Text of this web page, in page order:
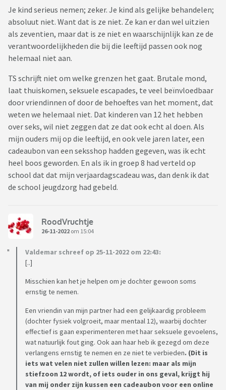
Je kind serieus nemen; zeker. Je kind als gelijke behandelen;
absoluut niet. Want dat is ze niet. Ze kan er dan wel uitzien
als zeventien, maar dat is ze niet en waarschijnlijk kan ze de
verantwoordelijkheden die bij die leeftijd passen ook nog
helemaal niet aan.
TS schrijft niet om welke grenzen het gaat. Brutale mond,
laat thuiskomen, seksuele escapades, te veel beïnvloedbaar
door vriendinnen of door de behoeftes van het moment, dat
weten we helemaal niet. Dat kinderen van 12 het hebben
over seks, wil niet zeggen dat ze dat ook echt al doen. Als
mijn ouders mij op die leeftijd, en ook vele jaren later, een
cadeaubon van een seksshop hadden gegeven, was ik echt
heel boos geworden. En als ik in groep 8 had verteld op
school dat dat mijn verjaardagscadeau was, dan denk ik dat
de school jeugdzorg had gebeld.
RoodVruchtje
26-11-2022 om 15:04
Valdemar schreef op 25-11-2022 om 22:43:
[..]
Misschien kan het je helpen om je dochter gewoon soms
ernstig te nemen.
Een vriendin van mijn partner had een gelijkaardig probleem
(dochter fysiek volgroeit, maar mentaal 12), waarbij dochter
effectief is gaan experimenteren met haar seksuele gevoelens,
wat natuurlijk fout ging. Ook aan haar heb ik gezegd om deze
verlangens ernstig te nemen en ze niet te verbieden. (Dit is
iets wat velen niet zullen willen lezen: maar als mijn
stiefzoon 12 wordt, of iets ouder in ons geval, krijgt hij
van mij onder zijn kussen een cadeaubon voor een online